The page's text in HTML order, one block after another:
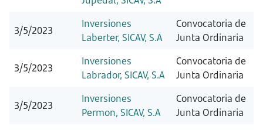
3/5/2023
Inversiones
Laberter, SICAV, S.A
Convocatoria de
Junta Ordinaria
3/5/2023
Inversiones
Labrador, SICAV, S.A
Convocatoria de
Junta Ordinaria
3/5/2023
Inversiones
Permon, SICAV, S.A
Convocatoria de
Junta Ordinaria